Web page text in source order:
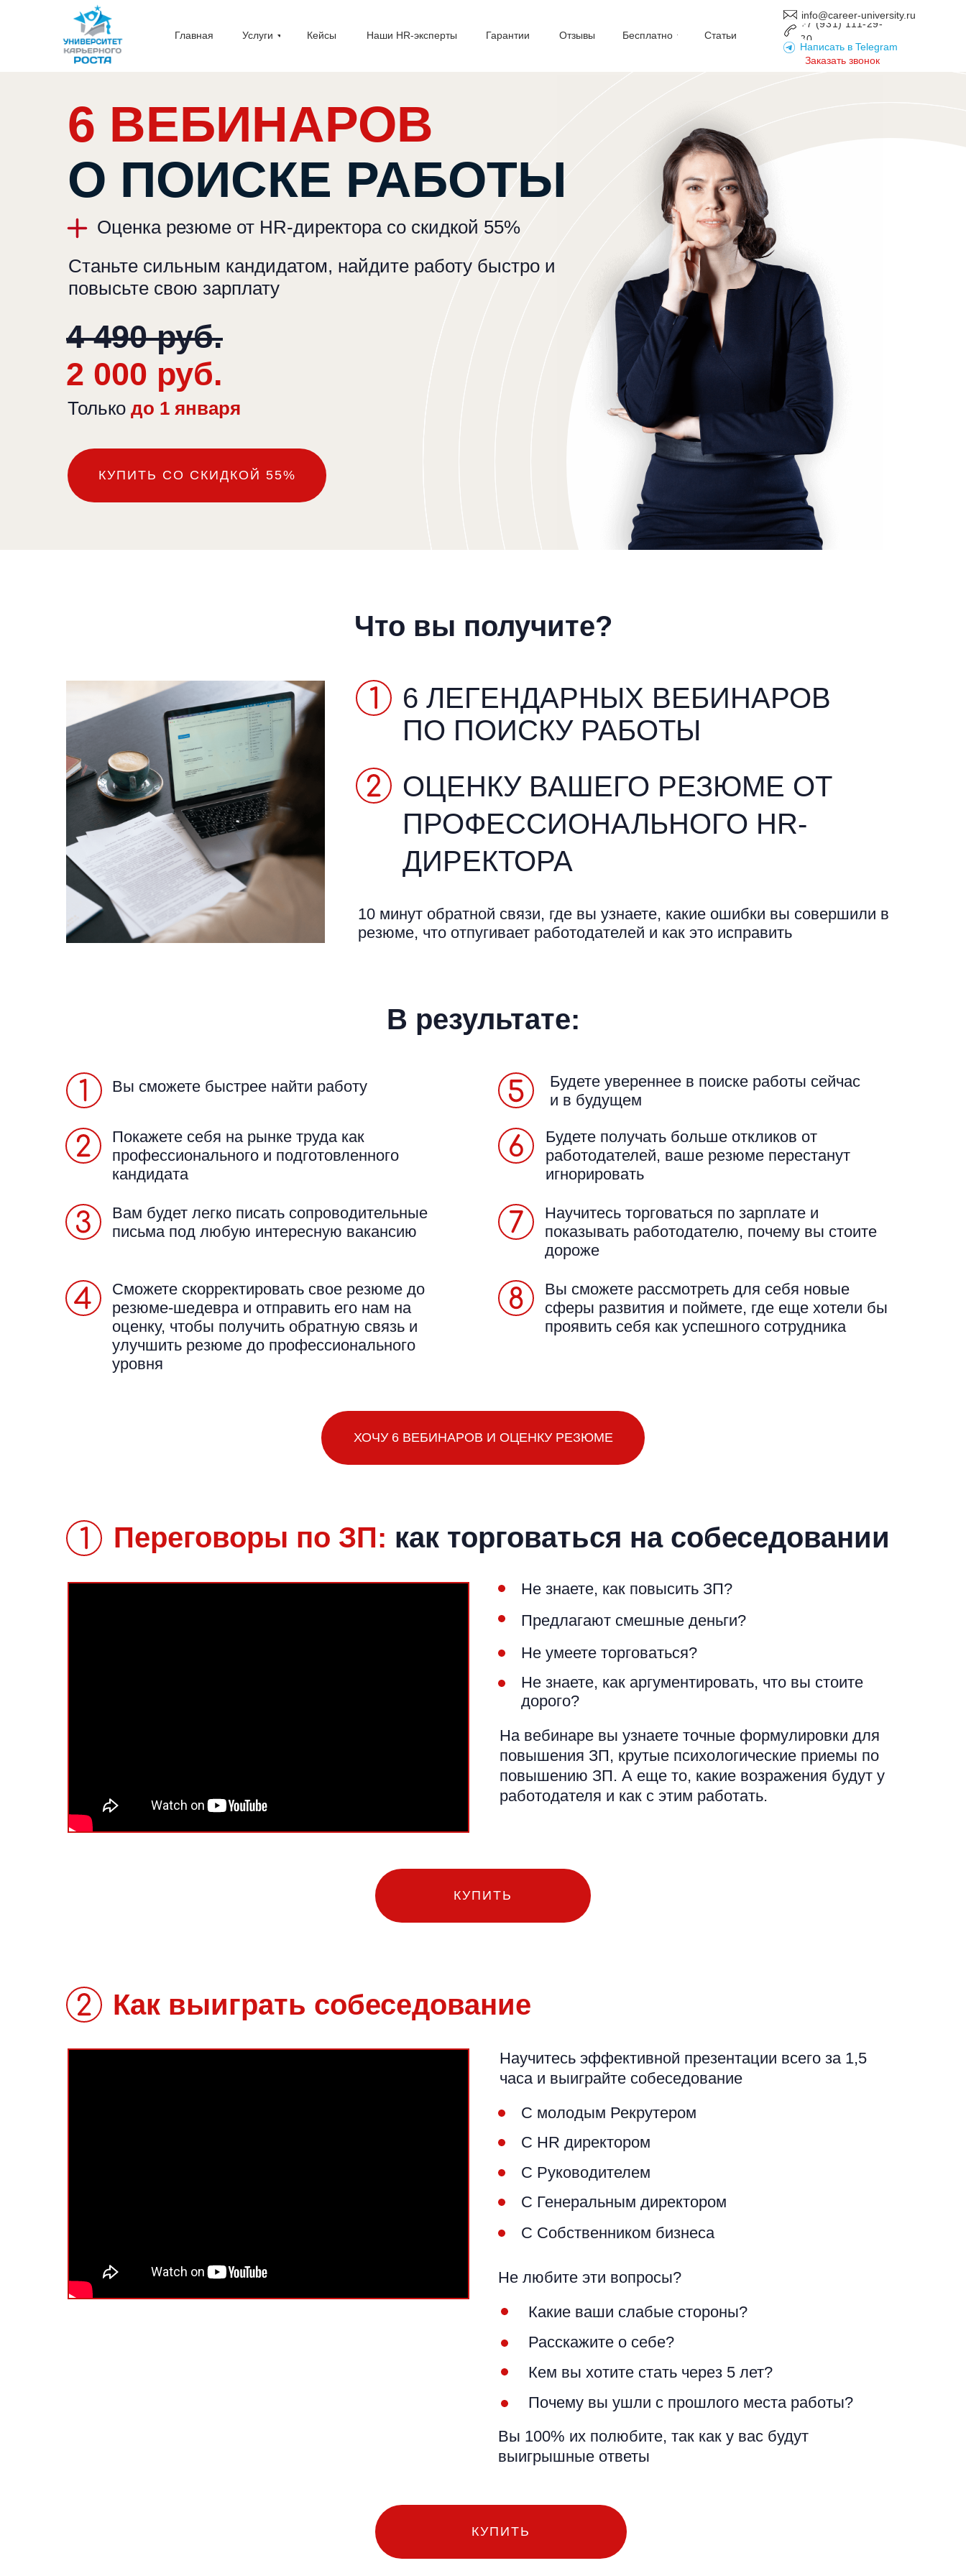
info@career-university.ru
+7 (931) 111-29-
30
Заказать звонок
Написать в Telegram
Главная Услуги Наши HR-эксперты
Кейсы Гарантии Отзывы Статьи
Бесплатно
6 ВЕБИНАРОВ
О ПОИСКЕ РАБОТЫ
КУПИТЬ СО СКИДКОЙ 55%
Оценка резюме от HR-директора со скидкой 55%
4 490 руб.
2 000 руб.
Станьте сильным кандидатом, найдите работу быстро и
повысьте свою зарплату
Только до 1 января
Что вы получите?
ОЦЕНКУ ВАШЕГО РЕЗЮМЕ ОТ
ПРОФЕССИОНАЛЬНОГО HR-
ДИРЕКТОРА
10 минут обратной связи, где вы узнаете, какие ошибки вы совершили в
резюме, что отпугивает работодателей и как это исправить
6 ЛЕГЕНДАРНЫХ ВЕБИНАРОВ
ПО ПОИСКУ РАБОТЫ
В результате:
Будете получать больше откликов от
работодателей, ваше резюме перестанут
игнорировать
Будете увереннее в поиске работы сейчас
и в будущем
Сможете скорректировать свое резюме до
резюме-шедевра и отправить его нам на
оценку, чтобы получить обратную связь и
улучшить резюме до профессионального
уровня
ХОЧУ 6 ВЕБИНАРОВ И ОЦЕНКУ РЕЗЮМЕ
Вы сможете быстрее найти работу
Покажете себя на рынке труда как
профессионального и подготовленного
кандидата
Научитесь торговаться по зарплате и
показывать работодателю, почему вы стоите
дороже
Вам будет легко писать сопроводительные
письма под любую интересную вакансию
Вы сможете рассмотреть для себя новые
сферы развития и поймете, где еще хотели бы
проявить себя как успешного сотрудника
Переговоры по ЗП: как торговаться на собеседовании
Предлагают смешные деньги?
Не знаете, как повысить ЗП?
Не умеете торговаться?
Не знаете, как аргументировать, что вы стоите
дорого?
КУПИТЬ
На вебинаре вы узнаете точные формулировки для
повышения ЗП, крутые психологические приемы по
повышению ЗП. А еще то, какие возражения будут у
работодателя и как с этим работать.
Как выиграть собеседование
С HR директором
С молодым Рекрутером
С Руководителем
С Генеральным директором
КУПИТЬ
Научитесь эффективной презентации всего за 1,5
часа и выиграйте собеседование
С Собственником бизнеса
Расскажите о себе?
Какие ваши слабые стороны?
Кем вы хотите стать через 5 лет?
Почему вы ушли с прошлого места работы?
Не любите эти вопросы?
Вы 100% их полюбите, так как у вас будут
выигрышные ответы